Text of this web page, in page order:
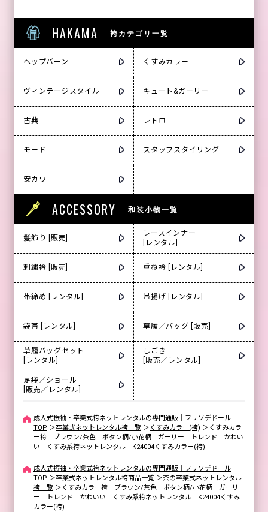
HAKAMA 袴カテゴリ一覧
ヘップバーン くすみカラー
ヴィンテージスタイル キュート&ガーリー
古典 レトロ
モード スタッフスタイリング
安カワ
ACCESSORY 和装小物一覧
髪飾り [販売]
レースインナー
[レンタル]
刺繍衿 [販売] 重ね衿 [レンタル]
帯締め [レンタル] 帯揚げ [レンタル]
袋帯 [レンタル] 草履／バッグ [販売]
草履バッグセット
[レンタル]
しごき
[販売／レンタル]
足袋／ショール
[販売／レンタル]
成人式振袖・卒業式袴ネットレンタルの専門通販｜フリソデドール
TOP ＞卒業式ネットレンタル袴一覧 ＞ くすみカラー(袴) ＞ くすみカラ
ー袴 ブラウン/茶色 ボタン柄/小花柄 ガーリー トレンド かわい
い くすみ系袴ネットレンタル K24004くすみカラー(袴)
成人式振袖・卒業式袴ネットレンタルの専門通販｜フリソデドール
TOP ＞卒業式ネットレンタル袴商品一覧 ＞茶の卒業式ネットレンタル
袴一覧 ＞ くすみカラー袴 ブラウン/茶色 ボタン柄/小花柄 ガーリ
ー トレンド かわいい くすみ系袴ネットレンタル K24004くすみ
カラー(袴)